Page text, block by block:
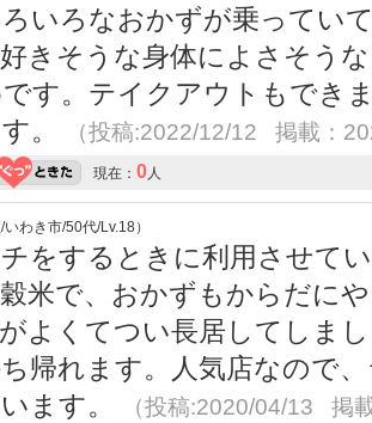
いろなおかずが乗ってい
きそうな身体によさそう
す。テイクアウトもでき
。
（投稿:2022/12/12 掲載：
現在： 0人
わき市/50代/Lv.18）
をするときに利用させて
米で、おかずもからだに
よくてつい長居してしま
帰れます。人気店なので
ます。
（投稿:2020/04/13 掲